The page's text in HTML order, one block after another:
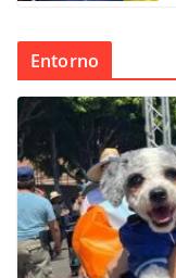
Entorno